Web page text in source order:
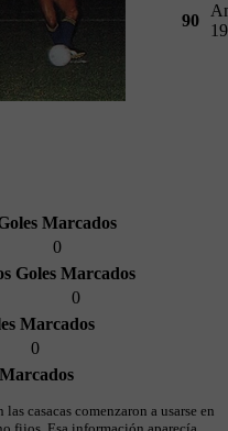
90
Marcados
0
Goles Marcados
0
Marcados
0
casacas comenzaron a usarse en